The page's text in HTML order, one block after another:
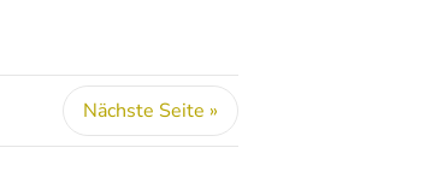
Nächste Seite »